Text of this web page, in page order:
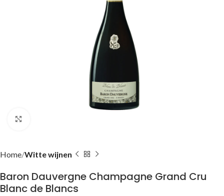
Home Witte wijnen
Baron Dauvergne Champagne Grand Cru
Blanc de Blancs